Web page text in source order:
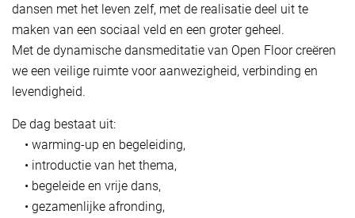
dansen met het leven zelf, met de realisatie deel uit te
maken van een sociaal veld en een groter geheel.
Met de dynamische dansmeditatie van Open Floor creëren
we een veilige ruimte voor aanwezigheid, verbinding en
levendigheid.
De dag bestaat uit:
• warming-up en begeleiding,
• introductie van het thema,
• begeleide en vrije dans,
• gezamenlijke afronding,